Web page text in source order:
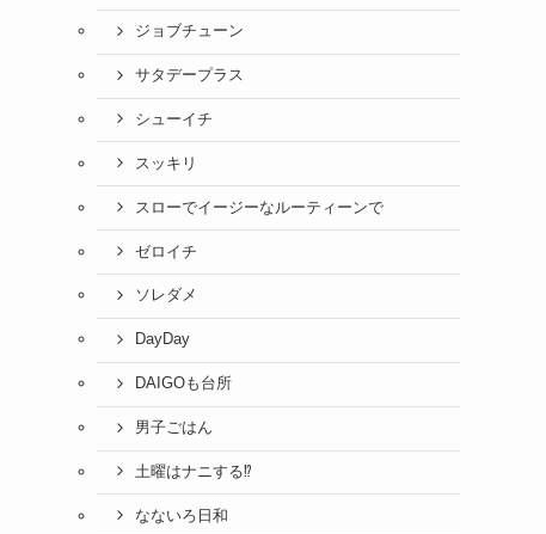
ジョブチューン
サタデープラス
シューイチ
スッキリ
スローでイージーなルーティーンで
ゼロイチ
ソレダメ
DayDay
DAIGOも台所
男子ごはん
土曜はナニする⁉
なないろ日和